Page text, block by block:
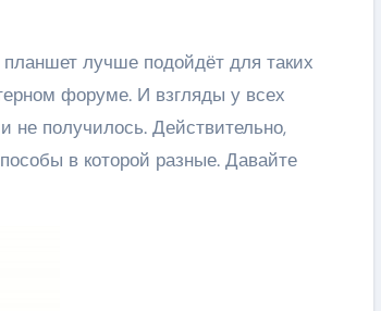
форуме. И взгляды у всех
не получилось. Действительно,
в которой разные. Давайте